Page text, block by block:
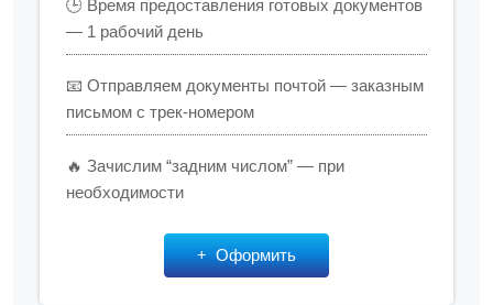
🕒 Время предоставления готовых документов
— 1 рабочий день
📧 Отправляем документы почтой — заказным
письмом с трек-номером
🔥 Зачислим “задним числом” — при
необходимости
Оформить